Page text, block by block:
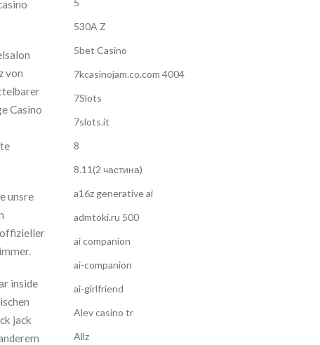
von
Casino
unsre
inside
jack
5
530A Z
5bet Casino
7kcasinojam.co.com 4004
7Slots
7slots.it
8
8.11(2 частина)
a16z generative ai
admtoki.ru 500
ai companion
ai-companion
ai-girlfriend
Alev casino tr
Allz